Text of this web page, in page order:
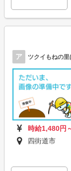
ア ツクイもねの
時給1,480円
四街道市